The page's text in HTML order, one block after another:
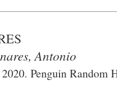
Antonio
Penguin Random